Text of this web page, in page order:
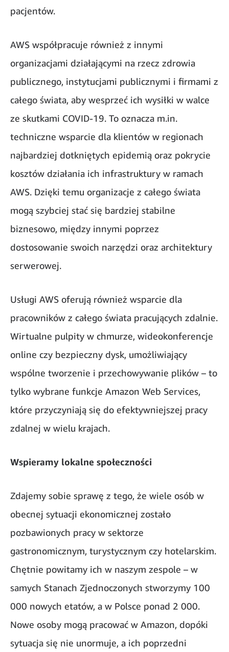
pacjentów.
AWS współpracuje również z innymi
organizacjami działającymi na rzecz zdrowia
publicznego, instytucjami publicznymi i firmami z
całego świata, aby wesprzeć ich wysiłki w walce
ze skutkami COVID-19. To oznacza m.in.
techniczne wsparcie dla klientów w regionach
najbardziej dotkniętych epidemią oraz pokrycie
kosztów działania ich infrastruktury w ramach
AWS. Dzięki temu organizacje z całego świata
mogą szybciej stać się bardziej stabilne
biznesowo, między innymi poprzez
dostosowanie swoich narzędzi oraz architektury
serwerowej.
Usługi AWS oferują również wsparcie dla
pracowników z całego świata pracujących zdalnie.
Wirtualne pulpity w chmurze, wideokonferencje
online czy bezpieczny dysk, umożliwiający
wspólne tworzenie i przechowywanie plików – to
tylko wybrane funkcje Amazon Web Services,
które przyczyniają się do efektywniejszej pracy
zdalnej w wielu krajach.
Wspieramy lokalne społeczności
Zdajemy sobie sprawę z tego, że wiele osób w
obecnej sytuacji ekonomicznej zostało
pozbawionych pracy w sektorze
gastronomicznym, turystycznym czy hotelarskim.
Chętnie powitamy ich w naszym zespole – w
samych Stanach Zjednoczonych stworzymy 100
000 nowych etatów, a w Polsce ponad 2 000.
Nowe osoby mogą pracować w Amazon, dopóki
sytuacja się nie unormuje, a ich poprzedni